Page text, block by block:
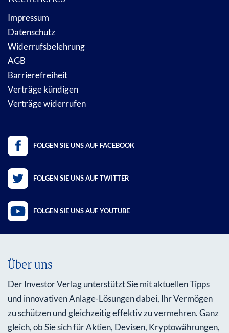
Impressum
Datenschutz
Widerrufsbelehrung
AGB
Barrierefreiheit
Verträge kündigen
Verträge widerrufen
FOLGEN SIE UNS AUF FACEBOOK
FOLGEN SIE UNS AUF TWITTER
FOLGEN SIE UNS AUF YOUTUBE
Über uns
Der Investor Verlag unterstützt Sie mit aktuellen Tipps
und innovativen Anlage-Lösungen dabei, Ihr Vermögen
zu schützen und gleichzeitig effektiv zu vermehren. Ganz
gleich, ob Sie sich für Aktien, Devisen, Kryptowährungen,